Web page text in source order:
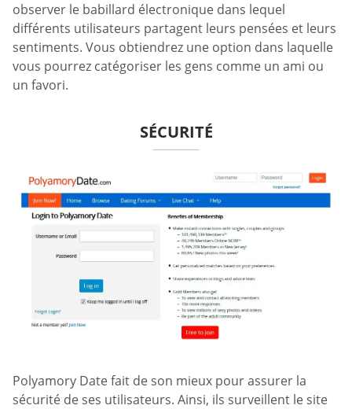
observer le babillard électronique dans lequel
différents utilisateurs partagent leurs pensées et leurs
sentiments. Vous obtiendrez une option dans laquelle
vous pourrez catégoriser les gens comme un ami ou
un favori.
SÉCURITÉ
Polyamory Date fait de son mieux pour assurer la
sécurité de ses utilisateurs. Ainsi, ils surveillent le site